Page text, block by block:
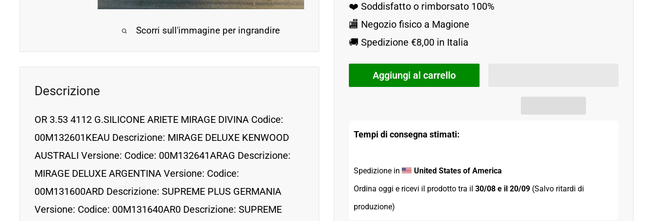
Scorri sull'immagine per ingrandire
❤️ Soddisfatto o rimborsato 100%
🏬 Negozio fisico a Magione
🚚 Spedizione €8,00 in Italia
Aggiungi al carrello
Tempi di consegna stimati:
Spedizione in
United States of America
Ordina oggi e ricevi il prodotto tra il 30/08 e il 20/09 (Salvo ritardi di
produzione)
Descrizione
OR 3.53 4112 G.SILICONE ARIETE MIRAGE DIVINA Codice:
00M132601KEAU Descrizione: MIRAGE DELUXE KENWOOD
AUSTRALI Versione: Codice: 00M132641ARAG Descrizione:
MIRAGE DELUXE ARGENTINA Versione: Codice:
00M131600ARD Descrizione: SUPREME PLUS GERMANIA
Versione: Codice: 00M131640AR0 Descrizione: SUPREME